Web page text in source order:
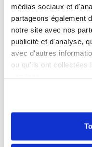
médias sociaux et
partageons également
notre site avec nos
publicité et d'analyse,
avec d'autres
ou qu'ils ont collectées